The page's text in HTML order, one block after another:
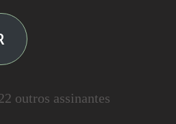
outros assinantes